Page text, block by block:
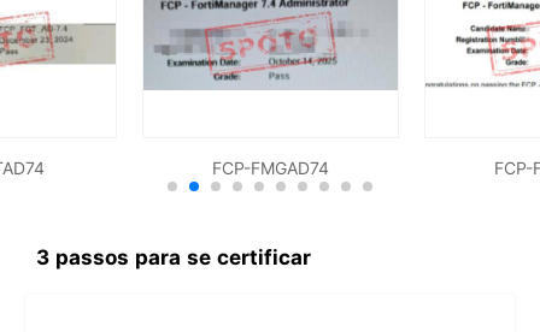
FCP-FMGAD74 FCP-
3 passos para se certificar